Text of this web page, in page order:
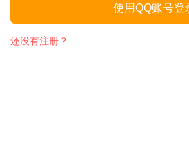
使用QQ账号登
还没有注册？